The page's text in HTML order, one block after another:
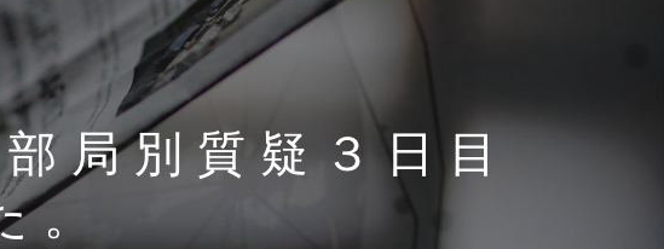
局別質疑３日目